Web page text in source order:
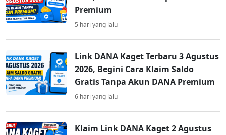
Premium
5 hari yang lalu
Link DANA Kaget Terbaru 3 Agustus
2026, Begini Cara Klaim Saldo
Gratis Tanpa Akun DANA Premium
6 hari yang lalu
Klaim Link DANA Kaget 2 Agustus